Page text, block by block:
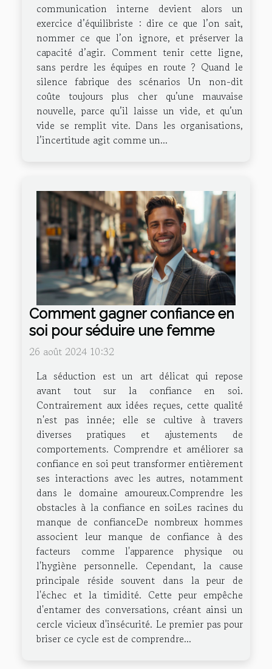
communication interne devient alors un
exercice d’équilibriste : dire ce que l’on sait,
nommer ce que l’on ignore, et préserver la
capacité d’agir. Comment tenir cette ligne,
sans perdre les équipes en route ? Quand le
silence fabrique des scénarios Un non-dit
coûte toujours plus cher qu’une mauvaise
nouvelle, parce qu’il laisse un vide, et qu’un
vide se remplit vite. Dans les organisations,
l’incertitude agit comme un...
Comment gagner confiance en
soi pour séduire une femme
26 août 2024 10:32
La séduction est un art délicat qui repose
avant tout sur la confiance en soi.
Contrairement aux idées reçues, cette qualité
n'est pas innée; elle se cultive à travers
diverses pratiques et ajustements de
comportements. Comprendre et améliorer sa
confiance en soi peut transformer entièrement
ses interactions avec les autres, notamment
dans le domaine amoureux.Comprendre les
obstacles à la confiance en soiLes racines du
manque de confianceDe nombreux hommes
associent leur manque de confiance à des
facteurs comme l'apparence physique ou
l'hygiène personnelle. Cependant, la cause
principale réside souvent dans la peur de
l'échec et la timidité. Cette peur empêche
d'entamer des conversations, créant ainsi un
cercle vicieux d'insécurité. Le premier pas pour
briser ce cycle est de comprendre...